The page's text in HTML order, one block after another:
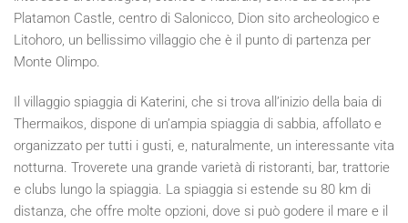
Platamon Castle, centro di Salonicco, Dion sito archeologico e
Litohoro, un bellissimo villaggio che è il punto di partenza per
Monte Olimpo.
Il villaggio spiaggia di Katerini, che si trova all’inizio della baia di
Thermaikos, dispone di un’ampia spiaggia di sabbia, affollato e
organizzato per tutti i gusti, e, naturalmente, un interessante vita
notturna. Troverete una grande varietà di ristoranti, bar, trattorie
e clubs lungo la spiaggia. La spiaggia si estende su 80 km di
distanza, che offre molte opzioni, dove si può godere il mare e il